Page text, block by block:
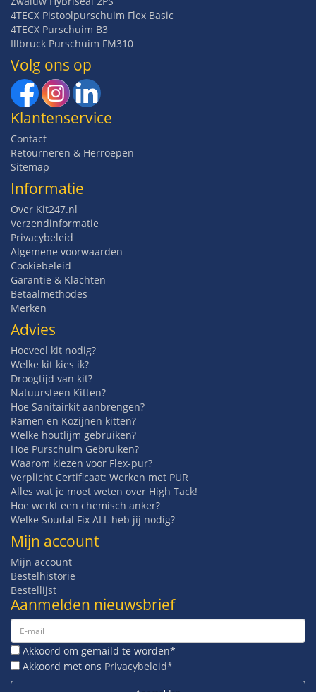
4TECX Pistoolpurschuim Flex Basic
4TECX Purschuim B3
Illbruck Purschuim FM310
Volg ons op
Klantenservice
Contact
Retourneren & Herroepen
Sitemap
Informatie
Over Kit247.nl
Verzendinformatie
Privacybeleid
Algemene voorwaarden
Cookiebeleid
Garantie & Klachten
Betaalmethodes
Merken
Advies
Hoeveel kit nodig?
Welke kit kies ik?
Droogtijd van kit?
Natuursteen Kitten?
Hoe Sanitairkit aanbrengen?
Ramen en Kozijnen kitten?
Welke houtlijm gebruiken?
Hoe Purschuim Gebruiken?
Waarom kiezen voor Flex-pur?
Verplicht Certificaat: Werken met PUR
Alles wat je moet weten over High Tack!
Hoe werkt een chemisch anker?
Welke Soudal Fix ALL heb jij nodig?
Mijn account
Mijn account
Bestelhistorie
Bestellijst
Aanmelden nieuwsbrief
Akkoord om gemaild te worden*
Akkoord met ons Privacybeleid*